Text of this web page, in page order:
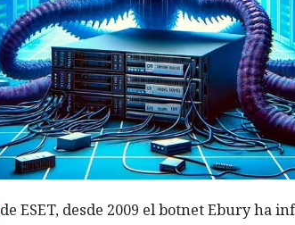
de ESET, desde 2009 el botnet Ebury ha